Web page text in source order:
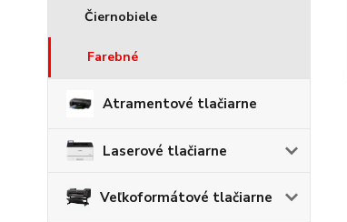
Čiernobiele
Farebné
Atramentové tlačiarne
Laserové tlačiarne
Veľkoformátové tlačiarne